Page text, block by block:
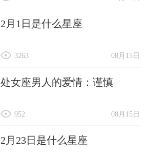
2月1日是什么星座
08月15日
3263
处女座男人的爱情：谨慎
08月15日
952
2月23日是什么星座